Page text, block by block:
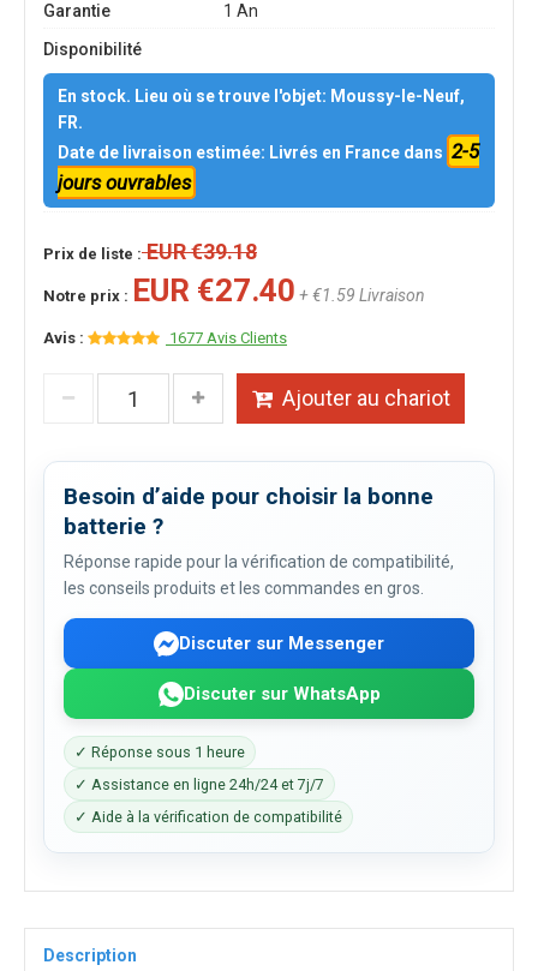
Garantie
1 An
Disponibilité
En stock. Lieu où se trouve l'objet: Moussy-le-Neuf,
FR.
Date de livraison estimée: Livrés en France dans 2-5
jours ouvrables
Prix de liste :EUR €39.18
Notre prix : EUR €27.40 + €1.59 Livraison
Avis : 1677 Avis Clients
Ajouter au chariot
Besoin d’aide pour choisir la bonne
batterie ?
Réponse rapide pour la vérification de compatibilité,
les conseils produits et les commandes en gros.
Discuter sur Messenger
Discuter sur WhatsApp
✓ Réponse sous 1 heure
✓ Assistance en ligne 24h/24 et 7j/7
✓ Aide à la vérification de compatibilité
Description